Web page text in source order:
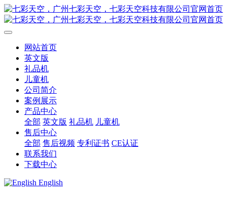
网站首页
英文版
礼品机
儿童机
公司简介
案例展示
产品中心
全部 英文版 礼品机 儿童机
售后中心
全部 售后视频 专利证书 CE认证
联系我们
下载中心
English